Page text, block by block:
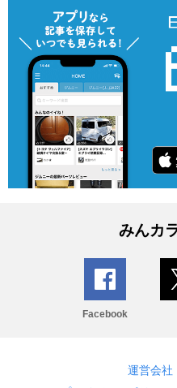
みんカ
Facebook
運営会社